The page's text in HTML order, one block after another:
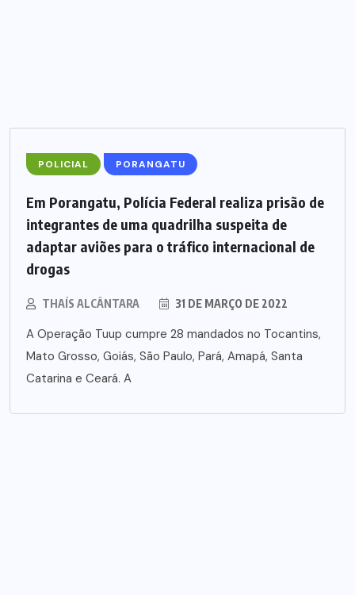
POLICIAL PORANGATU
Em Porangatu, Polícia Federal realiza prisão de
integrantes de uma quadrilha suspeita de
adaptar aviões para o tráfico internacional de
drogas
THAÍS ALCÂNTARA 31 DE MARÇO DE 2022
A Operação Tuup cumpre 28 mandados no Tocantins,
Mato Grosso, Goiás, São Paulo, Pará, Amapá, Santa
Catarina e Ceará. A